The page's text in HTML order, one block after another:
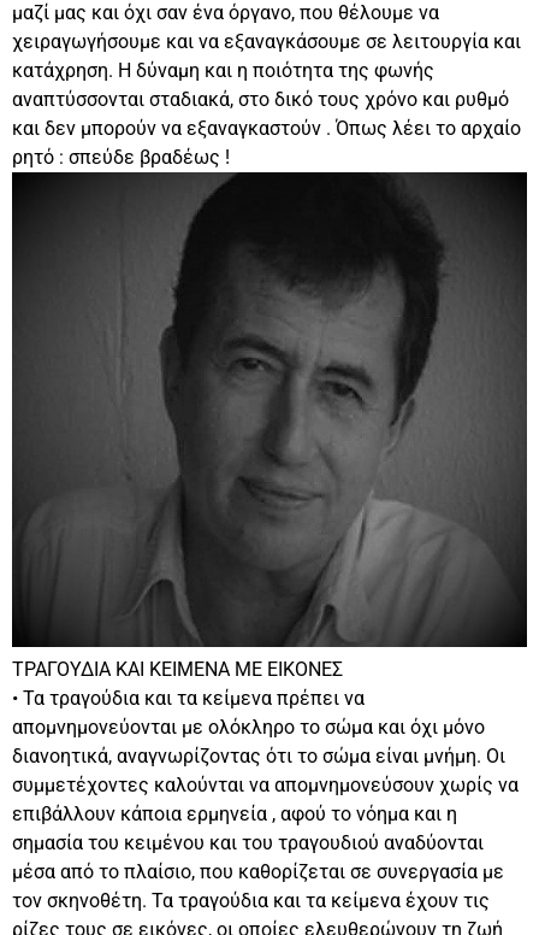
μαζί μας και όχι σαν ένα όργανο, που θέλουμε να
χειραγωγήσουμε και να εξαναγκάσουμε σε λειτουργία και
κατάχρηση. Η δύναμη και η ποιότητα της φωνής
αναπτύσσονται σταδιακά, στο δικό τους χρόνο και ρυθμό
και δεν μπορούν να εξαναγκαστούν . Όπως λέει το αρχαίο
ρητό : σπεύδε βραδέως !
ΤΡΑΓΟΥΔΙΑ ΚΑΙ ΚΕΙΜΕΝΑ ΜΕ ΕΙΚΟΝΕΣ
• Τα τραγούδια και τα κείμενα πρέπει να
απομνημονεύονται με ολόκληρο το σώμα και όχι μόνο
διανοητικά, αναγνωρίζοντας ότι το σώμα είναι μνήμη. Οι
συμμετέχοντες καλούνται να απομνημονεύσουν χωρίς να
επιβάλλουν κάποια ερμηνεία , αφού το νόημα και η
σημασία του κειμένου και του τραγουδιού αναδύονται
μέσα από το πλαίσιο, που καθορίζεται σε συνεργασία με
τον σκηνοθέτη. Τα τραγούδια και τα κείμενα έχουν τις
ρίζες τους σε εικόνες, οι οποίες ελευθερώνουν τη ζωή